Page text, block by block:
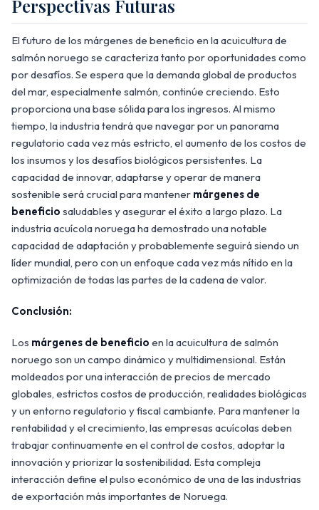
Perspectivas Futuras
El futuro de los márgenes de beneficio en la acuicultura de
salmón noruego se caracteriza tanto por oportunidades como
por desafíos. Se espera que la demanda global de productos
del mar, especialmente salmón, continúe creciendo. Esto
proporciona una base sólida para los ingresos. Al mismo
tiempo, la industria tendrá que navegar por un panorama
regulatorio cada vez más estricto, el aumento de los costos de
los insumos y los desafíos biológicos persistentes. La
capacidad de innovar, adaptarse y operar de manera
sostenible será crucial para mantener márgenes de
beneficio saludables y asegurar el éxito a largo plazo. La
industria acuícola noruega ha demostrado una notable
capacidad de adaptación y probablemente seguirá siendo un
líder mundial, pero con un enfoque cada vez más nítido en la
optimización de todas las partes de la cadena de valor.
Conclusión:
Los márgenes de beneficio en la acuicultura de salmón
noruego son un campo dinámico y multidimensional. Están
moldeados por una interacción de precios de mercado
globales, estrictos costos de producción, realidades biológicas
y un entorno regulatorio y fiscal cambiante. Para mantener la
rentabilidad y el crecimiento, las empresas acuícolas deben
trabajar continuamente en el control de costos, adoptar la
innovación y priorizar la sostenibilidad. Esta compleja
interacción define el pulso económico de una de las industrias
de exportación más importantes de Noruega.